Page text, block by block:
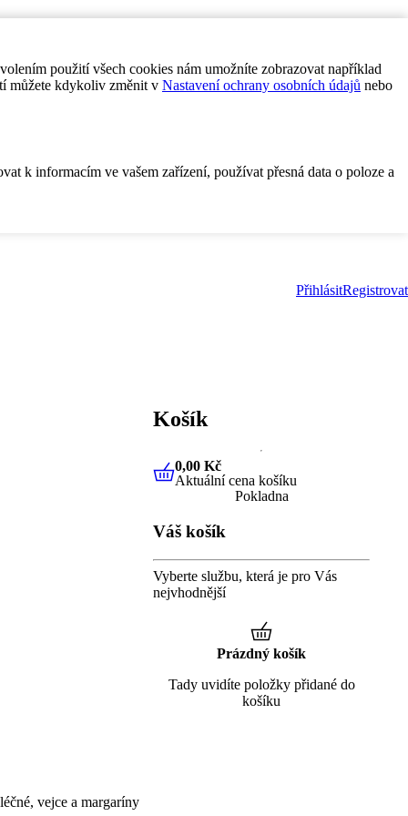
použití všech cookies nám umožníte zobrazovat například
můžete kdykoliv změnit v Nastavení ochrany osobních údajů nebo
k informacím ve vašem zařízení, používat přesná data o poloze a
PřihlásitRegistrovat
vejce a margaríny
Košík
0,00 KčAktuální cena košíku
0,00 Kč
Aktuální cena košíku
Pokladna
Váš košík
Vyberte službu, která je pro Vás
nejvhodnější
Prázdný košík
Tady uvidíte položky přidané do
košíku